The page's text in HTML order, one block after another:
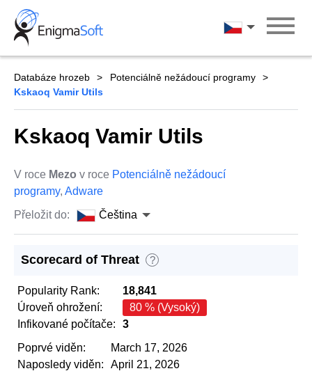
Skip
content
Čeština
Databáze hrozeb
Potenciálně nežádoucí programy
Kskaoq Vamir Utils
Kskaoq Vamir Utils
V roce Mezo v roce Potenciálně nežádoucí
programy, Adware
Přeložit do:
Čeština
Scorecard of Threat ?
Popularity Rank:
18,841
Úroveň ohrožení:
80 % (Vysoký)
Infikované počítače:
3
Poprvé viděn:
March 17, 2026
Naposledy viděn:
April 21, 2026